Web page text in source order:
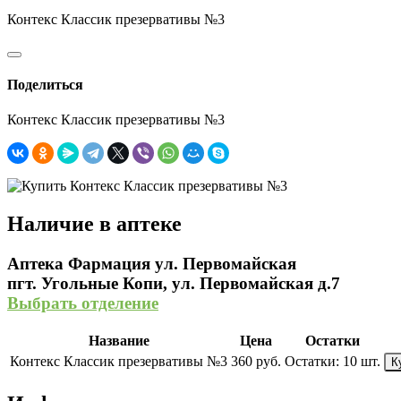
Контекс Классик презервативы №3
Поделиться
Контекс Классик презервативы №3
Наличие в аптеке
Аптека Фармация ул. Первомайская
пгт. Угольные Копи, ул. Первомайская д.7
Выбрать отделение
Название Цена
Остатки
Контекс Классик презервативы №3 360 руб. Остатки: 10 шт.